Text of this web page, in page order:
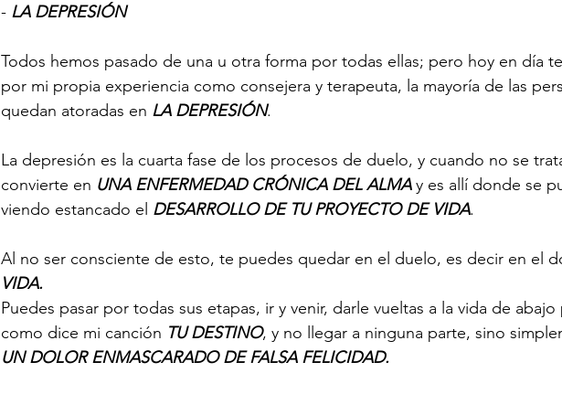
- LA DEPRESIÓN
Todos hemos pasado de una u otra forma por todas ellas; pero hoy en día
por mi propia experiencia como consejera y terapeuta, la mayoría de las
quedan atoradas en LA DEPRESIÓN.
La depresión es la cuarta fase de los procesos de duelo, y cuando no se
convierte en UNA ENFERMEDAD CRÓNICA DEL ALMA y es allí donde se
viendo estancado el DESARROLLO DE TU PROYECTO DE VIDA.
Al no ser consciente de esto, te puedes quedar en el duelo, es decir en el
VIDA.
Puedes pasar por todas sus etapas, ir y venir, darle vueltas a la vida de
como dice mi canción TU DESTINO, y no llegar a ninguna parte, sino
UN DOLOR ENMASCARADO DE FALSA FELICIDAD.